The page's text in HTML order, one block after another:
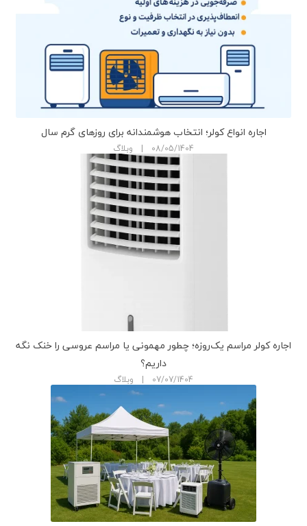
اجاره انواع کولر؛ انتخاب هوشمندانه برای روزهای گرم سال
08/05/1404 | وبلاگ
اجاره کولر مراسم یک‌روزه؛ چطور مهمونی یا مراسم عروسی را خنک نگه
داریم؟
07/07/1404 | وبلاگ